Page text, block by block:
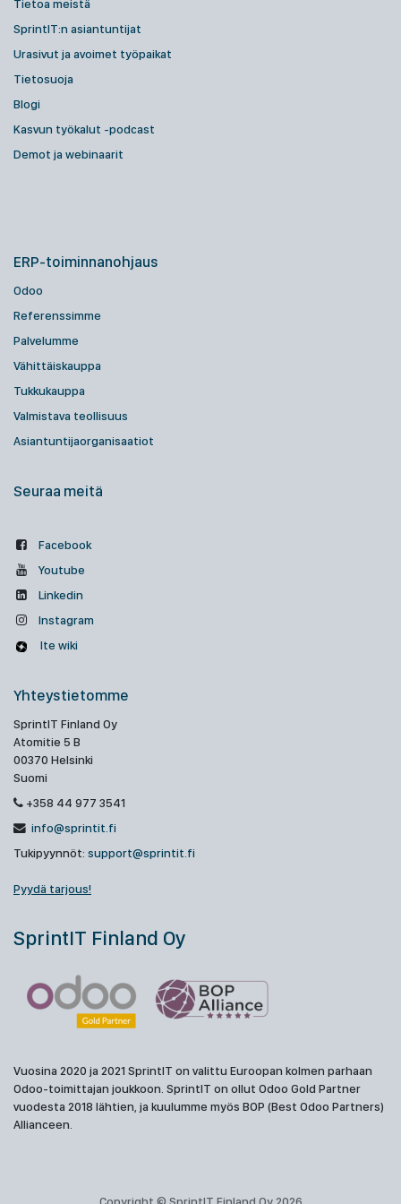
Tietoa meistä
SprintIT:n asiantuntijat
Urasivut ja avoimet työpaikat
Tietosuoja
Blogi
Kasvun työkalut -podcast
Demot ja webinaarit
ERP-toiminnanohjaus
Odoo
Referenssimme
Palvelumme
Vähittäiskauppa
Tukkukauppa
Valmistava teollisuus
Asiantuntijaorganisaatiot
Seuraa meitä
Facebook
Youtube
Linkedin
Instagram
Ite wiki
Yhteystietomme
SprintIT Finland Oy
Atomitie 5 B
00370 Helsinki
Suomi
+358 44 977 3541
info@sprintit.fi
Tukipyynnöt: support@sprintit.fi
Pyydä tarjous!
SprintIT Finland Oy
Vuosina 2020 ja 2021 SprintIT on valittu Euroopan kolmen parhaan
Odoo-toimittajan joukkoon. SprintIT on ollut Odoo Gold Partner
vuodesta 2018 lähtien, ja kuulumme myös BOP (Best Odoo Partners)
Allianceen.
Copyright © SprintIT Finland Oy 2026